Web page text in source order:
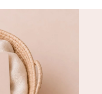
να αγκαλιάζει το μωρό μετά
κουκούλα βοηθά στο
γρήγορο στέγνωμα του
κεφαλιού, ενώ το διακριτικό
κέντημα χαρίζει μία κομψή
premium αισθητική.